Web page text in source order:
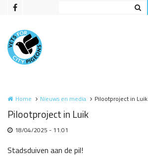
Overslaan en naar de inhoud gaan
Home Nieuws en media Pilootproject in Luik
Pilootproject in Luik
18/04/2025 - 11:01
Stadsduiven aan de pil!